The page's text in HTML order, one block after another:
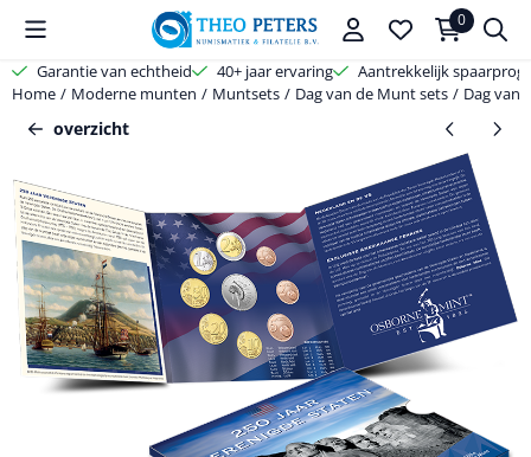
Cookievoorkeuren zijn beschikbaar. Kies instellingen of sta alle
0
Garantie van echtheid 40+ jaar ervaring
Aantrekkelijk
Home / Moderne munten / Muntsets / Dag van de Munt sets / Dag van
overzicht